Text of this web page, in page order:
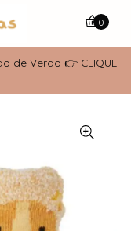
de Verão 👉 CLIQUE
0